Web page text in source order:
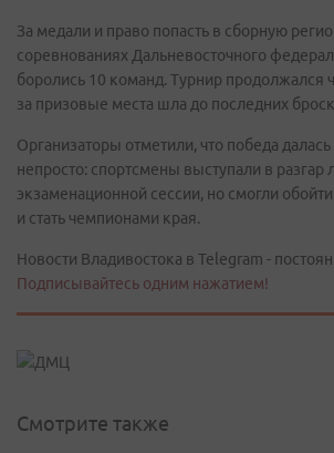
За медали и право попасть в сборную
соревнованиях Дальневосточного
боролись 10 команд. Турнир продолжался
за призовые места шла до последних
Организаторы отметили, что победа далась
непросто: спортсмены выступали в разгар
экзаменационной сессии, но смогли
и стать чемпионами края.
Новости Владивостока в Telegram -
Подписывайтесь одним нажатием!
Смотрите также